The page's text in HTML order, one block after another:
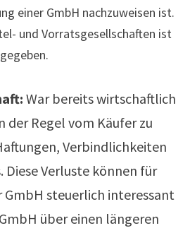
einer GmbH nachzuweisen ist.
und Vorratsgesellschaften ist
War bereits wirtschaftlich
der Regel vom Käufer zu
Verbindlichkeiten
Diese Verluste können für
GmbH steuerlich interessant
über einen längeren